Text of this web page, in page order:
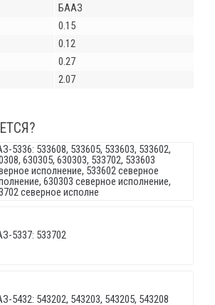
БААЗ
0.15
0.12
0.27
2.07
5336: 533608, 533605, 533603, 533602,
630305, 630303, 533702, 533603
исполнение, 533602 северное
630303 северное исполнение,
северное исполне
5337: 533702
5432: 543202, 543203, 543205, 543208